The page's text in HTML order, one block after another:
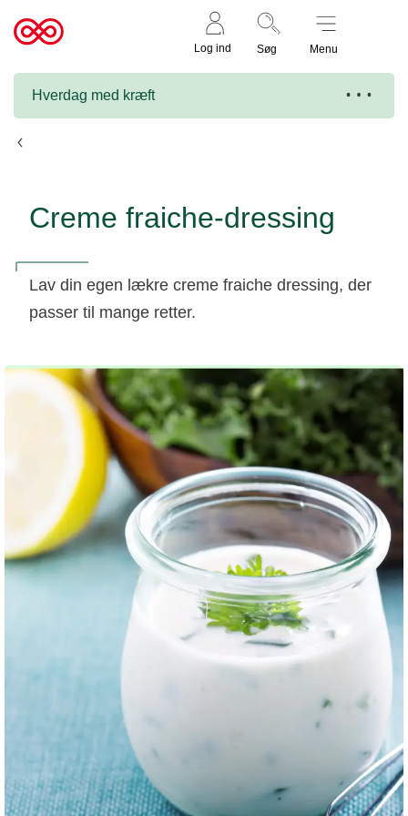
Til
Log ind Søg Menu
Hverdag med kræft
Creme fraiche-dressing
Lav din egen lækre creme fraiche dressing, der
passer til mange retter.